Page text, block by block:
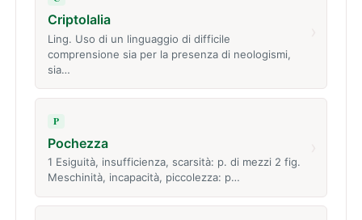
Criptolalia
Ling. Uso di un linguaggio di difficile
comprensione sia per la presenza di neologismi,
sia…
P
Pochezza
1 Esiguità, insufficienza, scarsità: p. di mezzi 2 fig.
Meschinità, incapacità, piccolezza: p…